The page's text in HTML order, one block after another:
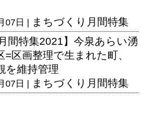
07日 | まちづくり月間特集
間特集2021】今泉あらい湧
=区画整理で生まれた町、
を維持管理
07日 | まちづくり月間特集